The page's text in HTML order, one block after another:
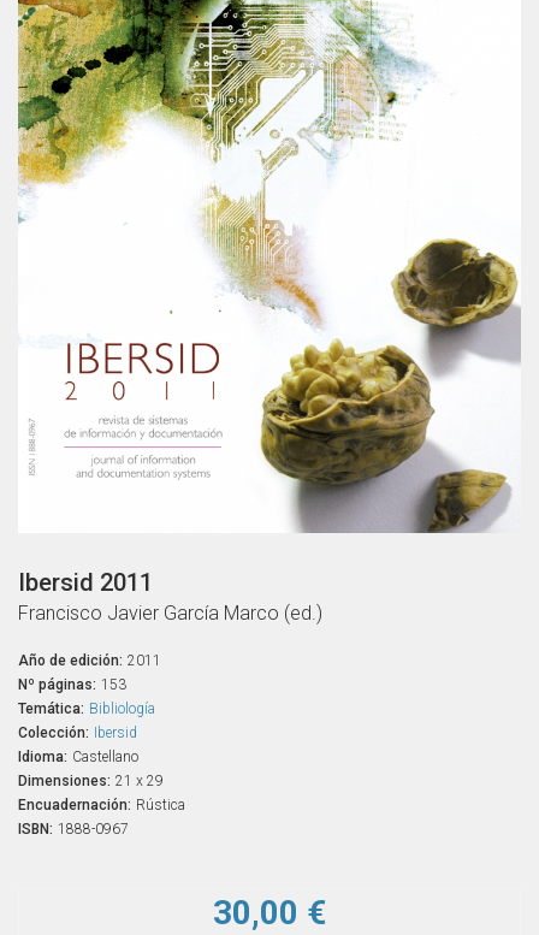

Ibersid 2011
Francisco Javier García Marco (ed.)
Año de edición: 2011
Nº páginas: 153
Temática: Bibliología
Colección:
Ibersid
Idioma: Castellano
Dimensiones: 21 x 29
Encuadernación: Rústica
ISBN: 1888-0967
30,00 €